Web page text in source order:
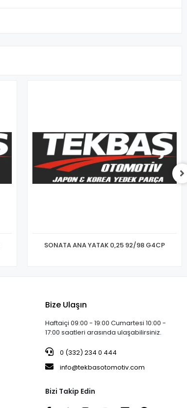
SONATA ANA YATAK 0,25 92/98 G4CP
Bize Ulaşın
Haftaiçi 09:00 - 19:00 Cumartesi 10:00 -
17:00 saatleri arasında ulaşabilirsiniz.
0 (332) 234 0 444
info@tekbasotomotiv.com
Bizi Takip Edin